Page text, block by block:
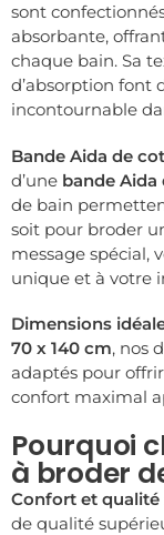
sont
absorbante,
chaque bain. Sa
d’absorption font
incontournable
Bande Aida de
d’une bande Aida
de bain
soit pour broder
message spécial,
unique et à votre
Dimensions
70 x 140 cm, nos
adaptés pour
confort maximal
Pourquoi
à broder
Confort et qualité
de qualité